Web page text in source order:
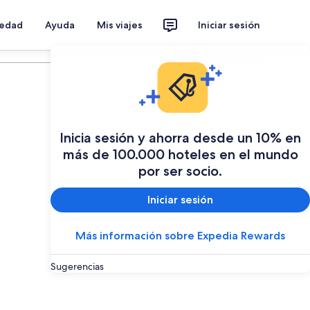
Ayuda Mis viajes Iniciar sesión
Inicia sesión y ahorra desde un 10% en
más de 100.000 hoteles en el mundo
por ser socio.
Iniciar sesión
Más información sobre Expedia Rewards
Sugerencias